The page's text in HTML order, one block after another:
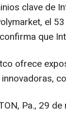
clave de
el
que
ofrece
Pa., 29 de